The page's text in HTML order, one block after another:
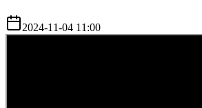
2024-11-04 11:00